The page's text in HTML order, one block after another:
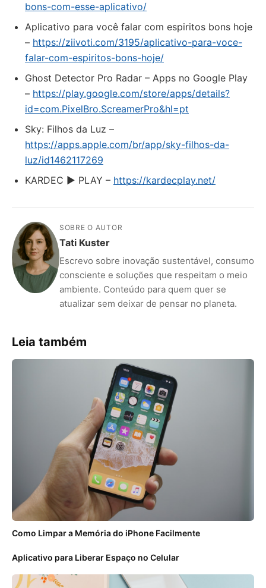
bons-com-esse-aplicativo/
Aplicativo para você falar com espiritos bons hoje
– https://ziivoti.com/3195/aplicativo-para-voce-
falar-com-espiritos-bons-hoje/
Ghost Detector Pro Radar – Apps no Google Play
– https://play.google.com/store/apps/details?
id=com.PixelBro.ScreamerPro&hl=pt
‎Sky: Filhos da Luz –
https://apps.apple.com/br/app/sky-filhos-da-
luz/id1462117269
KARDEC ► PLAY – https://kardecplay.net/
SOBRE O AUTOR
Tati Kuster
Escrevo sobre inovação sustentável, consumo
consciente e soluções que respeitam o meio
ambiente. Conteúdo para quem quer se
atualizar sem deixar de pensar no planeta.
Leia também
Como Limpar a Memória do iPhone Facilmente
Aplicativo para Liberar Espaço no Celular